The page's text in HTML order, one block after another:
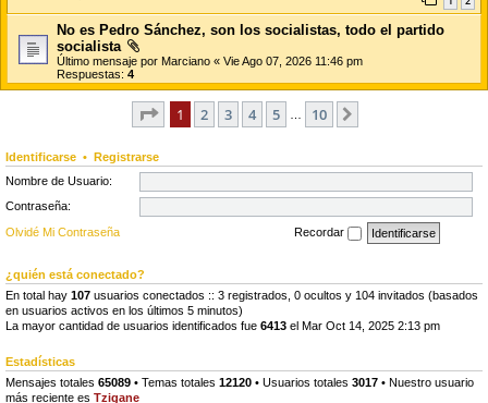
No es Pedro Sánchez, son los socialistas, todo el partido
socialista
Último mensaje por Marciano « Vie Ago 07, 2026 11:46 pm
Respuestas: 4
Página de 10
1 2 3 4 5 10
Identificarse •
Registrarse
Nombre de Usuario:
Contraseña:
Olvidé Mi Contraseña
Recordar
¿quién está conectado?
En total hay 107 usuarios conectados :: 3 registrados, 0 ocultos y 104 invitados (basados
en usuarios activos en los últimos 5 minutos)
La mayor cantidad de usuarios identificados fue 6413 el Mar Oct 14, 2025 2:13 pm
Estadísticas
Mensajes totales 65089 • Temas totales 12120 • Usuarios totales 3017 • Nuestro usuario
más reciente es Tzigane